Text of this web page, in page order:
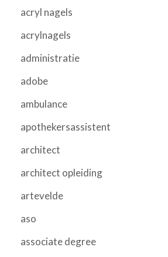
acryl nagels
acrylnagels
administratie
adobe
ambulance
apothekersassistent
architect
architect opleiding
artevelde
aso
associate degree